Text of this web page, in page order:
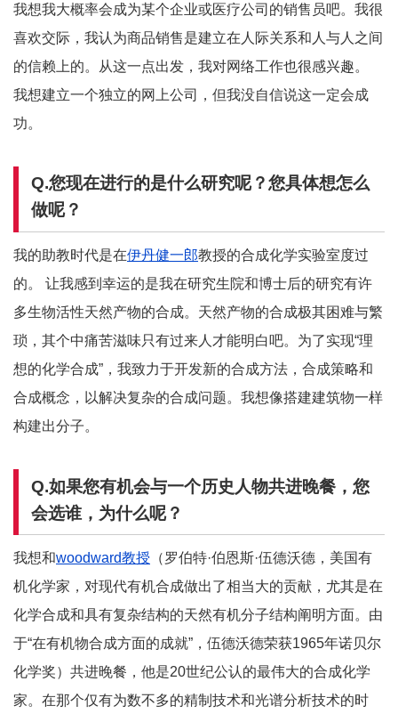
我想我大概率会成为某个企业或医疗公司的销售员吧。我很
喜欢交际，我认为商品销售是建立在人际关系和人与人之间
的信赖上的。从这一点出发，我对网络工作也很感兴趣。
我想建立一个独立的网上公司，但我没自信说这一定会成
功。
Q.您现在进行的是什么研究呢？您具体想怎么
做呢？
我的助教时代是在伊丹健一郎教授的合成化学实验室度过
的。 让我感到幸运的是我在研究生院和博士后的研究有许
多生物活性天然产物的合成。天然产物的合成极其困难与繁
琐，其个中痛苦滋味只有过来人才能明白吧。为了实现“理
想的化学合成”，我致力于开发新的合成方法，合成策略和
合成概念，以解决复杂的合成问题。我想像搭建建筑物一样
构建出分子。
Q.如果您有机会与一个历史人物共进晚餐，您
会选谁，为什么呢？
我想和woodward教授 （罗伯特·伯恩斯·伍德沃德，美国有
机化学家，对现代有机合成做出了相当大的贡献，尤其是在
化学合成和具有复杂结构的天然有机分子结构阐明方面。由
于“在有机物合成方面的成就”，伍德沃德荣获1965年诺贝尔
化学奖）共进晚餐，他是20世纪公认的最伟大的合成化学
家。在那个仅有为数不多的精制技术和光谱分析技术的时